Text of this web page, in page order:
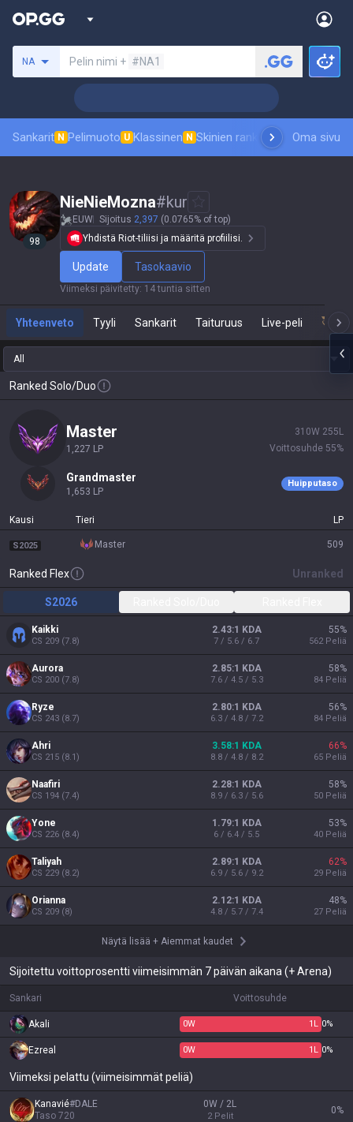
NA Pelin nimi + #NA1
Sankarit N Pelimuoto U Klassinen N Skinien rankingTulostaulukot
Oma sivu
98
NieNieMozna#kur
EUW Sijoitus 2,397 (0.0765% of top)
Yhdistä Riot-tiliisi ja määritä profiilisi.
Update Tasokaavio
Viimeksi päivitetty: 14 tuntia sitten
Yhteenveto Tyyli Sankarit Taituruus Live-peli
All
Ranked Solo/Duo
master
1,227 LP
310W 255 L
Voittosuhde 55%
grandmaster
1,653 LP
Huipputaso
Kausi Tieri LP
S2025 master 509
Ranked Flex Unranked
S2026
Kaikki
CS 209 (7.8)
2.43:1 KDA
7 / 5.6 / 6.7
55%
562 Peliä
Aurora
CS 200 (7.8)
2.85:1 KDA
7.6 / 4.5 / 5.3
58%
84 Peliä
Ryze
CS 243 (8.7)
2.80:1 KDA
6.3 / 4.8 / 7.2
56%
84 Peliä
Ahri
CS 215 (8.1)
3.58:1 KDA
8.8 / 4.8 / 8.2
66%
65 Peliä
Naafiri
CS 194 (7.4)
2.28:1 KDA
8.9 / 6.3 / 5.6
58%
50 Peliä
Yone
CS 226 (8.4)
1.79:1 KDA
6 / 6.4 / 5.5
53%
40 Peliä
Taliyah
CS 229 (8.2)
2.89:1 KDA
6.9 / 5.6 / 9.2
62%
29 Peliä
Orianna
CS 209 (8)
2.12:1 KDA
4.8 / 5.7 / 7.4
48%
27 Peliä
Näytä lisää + Aiemmat kaudet
Sijoitettu voittoprosentti viimeisimmän 7 päivän aikana (+ Arena)
Sankari Voittosuhde
Akali 0W 1 L 0%
Ezreal 0W 1 L 0%
Viimeksi pelattu (viimeisimmät peliä)
Kanavié#DALE
Taso 720
0W / 2L
2 Pelit
0%